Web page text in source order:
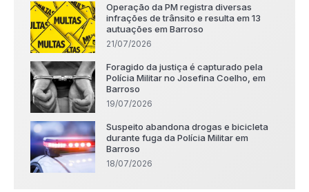
Operação da PM registra diversas
infrações de trânsito e resulta em 13
autuações em Barroso
21/07/2026
Foragido da justiça é capturado pela
Polícia Militar no Josefina Coelho, em
Barroso
19/07/2026
Suspeito abandona drogas e bicicleta
durante fuga da Polícia Militar em
Barroso
18/07/2026